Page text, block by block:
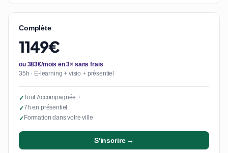
Complète
1149€
ou 383€/mois en 3× sans frais
35h · E-learning + visio + présentiel
✓Tout Accompagnée +
✓7h en présentiel
✓Formation dans votre ville
S'inscrire →